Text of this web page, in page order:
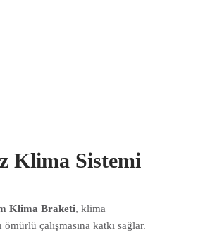
Klima Sistemi
Klima Braketi, klima
çalışmasına katkı sağlar.